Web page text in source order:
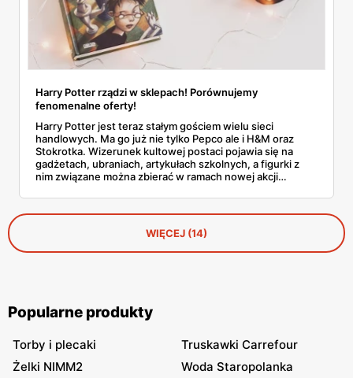
Harry Potter rządzi w sklepach! Porównujemy
fenomenalne oferty!
Harry Potter jest teraz stałym gościem wielu sieci
handlowych. Ma go już nie tylko Pepco ale i H&M oraz
Stokrotka. Wizerunek kultowej postaci pojawia się na
gadżetach, ubraniach, artykułach szkolnych, a figurki z
nim związane można zbierać w ramach nowej akcji
produktów przypadnie wam do gustu najbardziej?
Sprawdźcie!
WIĘCEJ (14)
Popularne produkty
Torby i plecaki
Truskawki Carrefour
Żelki NIMM2
Woda Staropolanka